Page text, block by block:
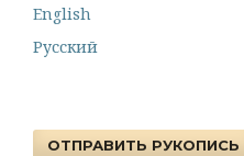
English
Русский
ОТПРАВИТЬ РУКОПИСЬ